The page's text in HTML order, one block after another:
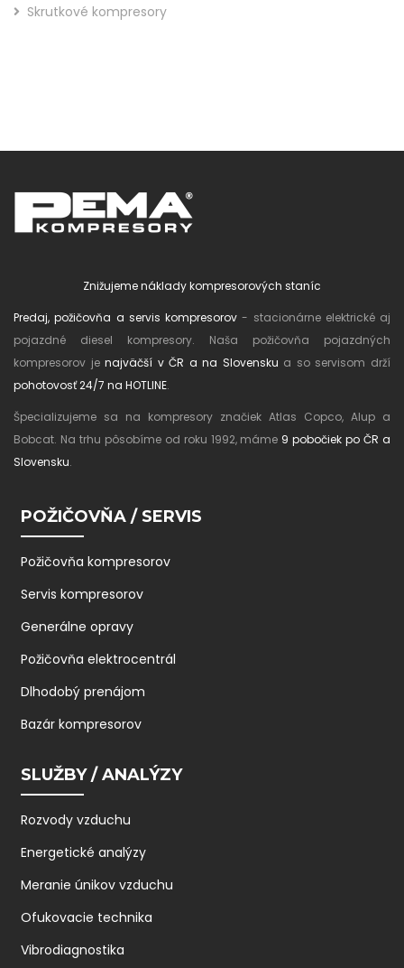
Skrutkové kompresory
Znižujeme náklady kompresorových staníc
Predaj, požičovňa a servis kompresorov - stacionárne elektrické aj
pojazdné diesel kompresory. Naša požičovňa pojazdných
kompresorov jenajväčší v ČR a na Slovensku a so servisom drží
pohotovosť 24/7 na HOTLINE.
Špecializujeme sa na kompresory značiek Atlas Copco, Alup a
Bobcat. Na trhu pôsobíme od roku 1992, máme 9 pobočiek po ČR a
Slovensku.
POŽIČOVŇA / SERVIS
Požičovňa kompresorov
Servis kompresorov
Generálne opravy
Požičovňa elektrocentrál
Dlhodobý prenájom
Bazár kompresorov
SLUŽBY / ANALÝZY
Rozvody vzduchu
Energetické analýzy
Meranie únikov vzduchu
Ofukovacie technika
Vibrodiagnostika